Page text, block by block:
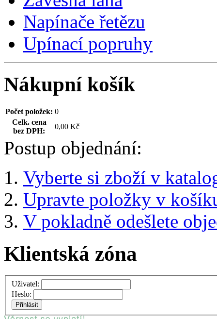
Napínače řetězu
Upínací popruhy
Nákupní košík
Počet položek: 0
Celk. cena
bez DPH:
0,00 Kč
Postup objednání:
Vyberte si zboží v
Upravte položky v
V pokladně odešlete
Klientská zóna
Uživatel:
Heslo: